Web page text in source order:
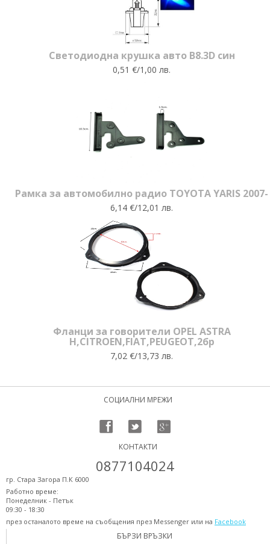
Светодиодна крушка авто B8.3D син
0,51 €/1,00 лв.
Рамка за автомобилно радио TOYOTA YARIS 2007-
6,14 €/12,01 лв.
Фланци за говорители OPEL ASTRA
H,CITROEN,FIAT,PEUGEOT,2бр
7,02 €/13,73 лв.
СОЦИАЛНИ МРЕЖИ
КОНТАКТИ
0877104024
гр. Стара Загора П.К 6000
Работно време:
Понеделник - Петък
09:30 - 18:30
през останалото време на съобщения през Messenger или на Facebook
БЪРЗИ ВРЪЗКИ